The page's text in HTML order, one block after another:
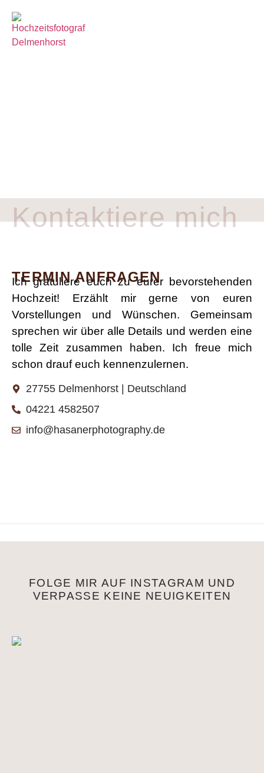
TERMIN ANFRAGEN
Kontaktiere mich
Ich gratuliere euch zu eurer bevorstehenden
Hochzeit! Erzählt mir gerne von euren
Vorstellungen und Wünschen. Gemeinsam
sprechen wir über alle Details und werden eine
tolle Zeit zusammen haben. Ich freue mich
schon drauf euch kennenzulernen.
27755 Delmenhorst | Deutschland
04221 4582507
info@hasanerphotography.de
FOLGE MIR AUF INSTAGRAM UND
VERPASSE KEINE NEUIGKEITEN